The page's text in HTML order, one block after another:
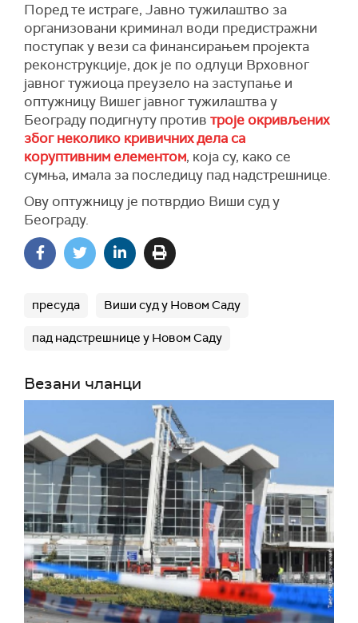
Поред те истраге, Јавно тужилаштво за
организовани криминал води предистражни
поступак у вези са финансирањем пројекта
реконструкције, док је по одлуци Врховног
јавног тужиоца преузело на заступање и
оптужницу Вишег јавног тужилаштва у
Београду подигнуту против троје окривљених
због неколико кривичних дела са
коруптивним елементом, која су, како се
сумња, имала за последицу пад надстрешнице.
Ову оптужницу је потврдио Виши суд у
Београду.
пресуда Виши суд у Новом Саду
пад надстрешнице у Новом Саду
Везани чланци